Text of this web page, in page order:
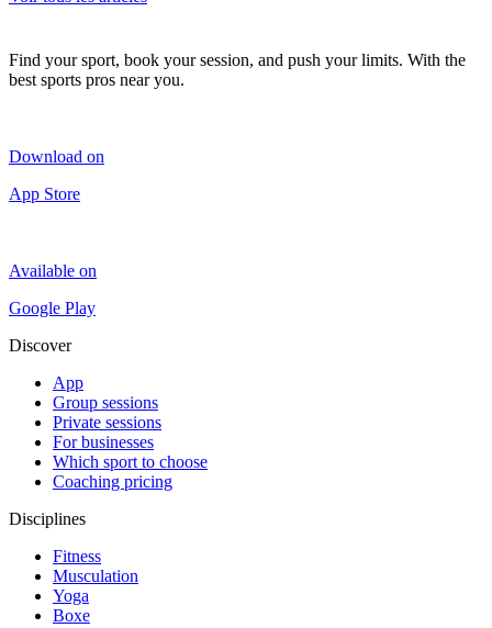
Find your sport, book your session, and push your limits. With the
best sports pros near you.
Download on
App Store
Available on
Google Play
Discover
App
Group sessions
Private sessions
For businesses
Which sport to choose
Coaching pricing
Disciplines
Fitness
Musculation
Yoga
Boxe